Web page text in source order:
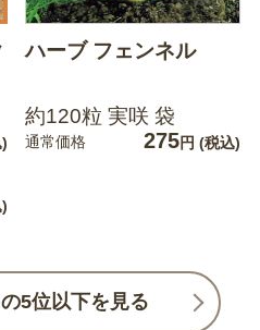
ハーブ フェンネル
約120粒 実咲 袋
通常価格 275円 (税込)
5位以下を見る